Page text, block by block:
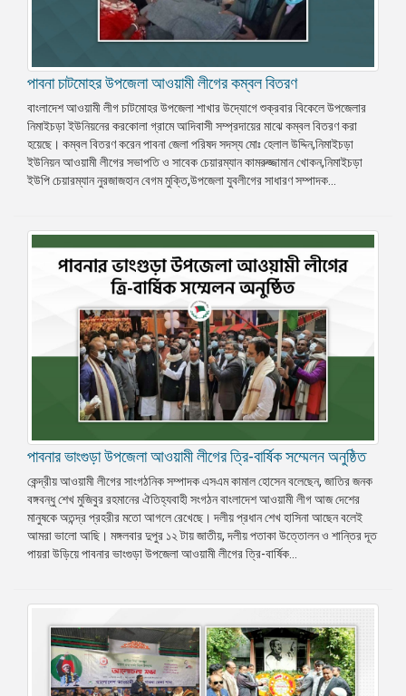
পাবনা চাটমোহর উপজেলা আওয়ামী লীগের কম্বল বিতরণ
বাংলাদেশ আওয়ামী লীগ চাটমোহর উপজেলা শাখার উদ্যোগে শুক্রবার বিকেলে উপজেলার
নিমাইচড়া ইউনিয়নের করকোলা গ্রামে আদিবাসী সম্প্রদায়ের মাঝে কম্বল বিতরণ করা
হয়েছে। কম্বল বিতরণ করেন পাবনা জেলা পরিষদ সদস্য মোঃ হেলাল উদ্দিন,নিমাইচড়া
ইউনিয়ন আওয়ামী লীগের সভাপতি ও সাবেক চেয়ারম্যান কামরুজ্জামান খোকন,নিমাইচড়া
ইউপি চেয়ারম্যান নুরজাজহান বেগম মুক্তি,উপজেলা যুবলীগের সাধারণ সম্পাদক...
পাবনার ভাংগুড়া উপজেলা আওয়ামী লীগের ত্রি-বার্ষিক সম্মেলন অনুষ্ঠিত
কেন্দ্রীয় আওয়ামী লীগের সাংগঠনিক সম্পাদক এসএম কামাল হোসেন বলেছেন, জাতির জনক
বঙ্গবন্ধু শেখ মুজিবুর রহমানের ঐতিহ্যবাহী সংগঠন বাংলাদেশ আওয়ামী লীগ আজ দেশের
মানুষকে অতন্দ্র প্রহরীর মতো আগলে রেখেছে। দলীয় প্রধান শেখ হাসিনা আছেন বলেই
আমরা ভালো আছি। মঙ্গলবার দুপুর ১২ টায় জাতীয়, দলীয় পতাকা উত্তোলন ও শান্তির দূত
পায়রা উড়িয়ে পাবনার ভাংগুড়া উপজেলা আওয়ামী লীগের ত্রি-বার্ষিক...